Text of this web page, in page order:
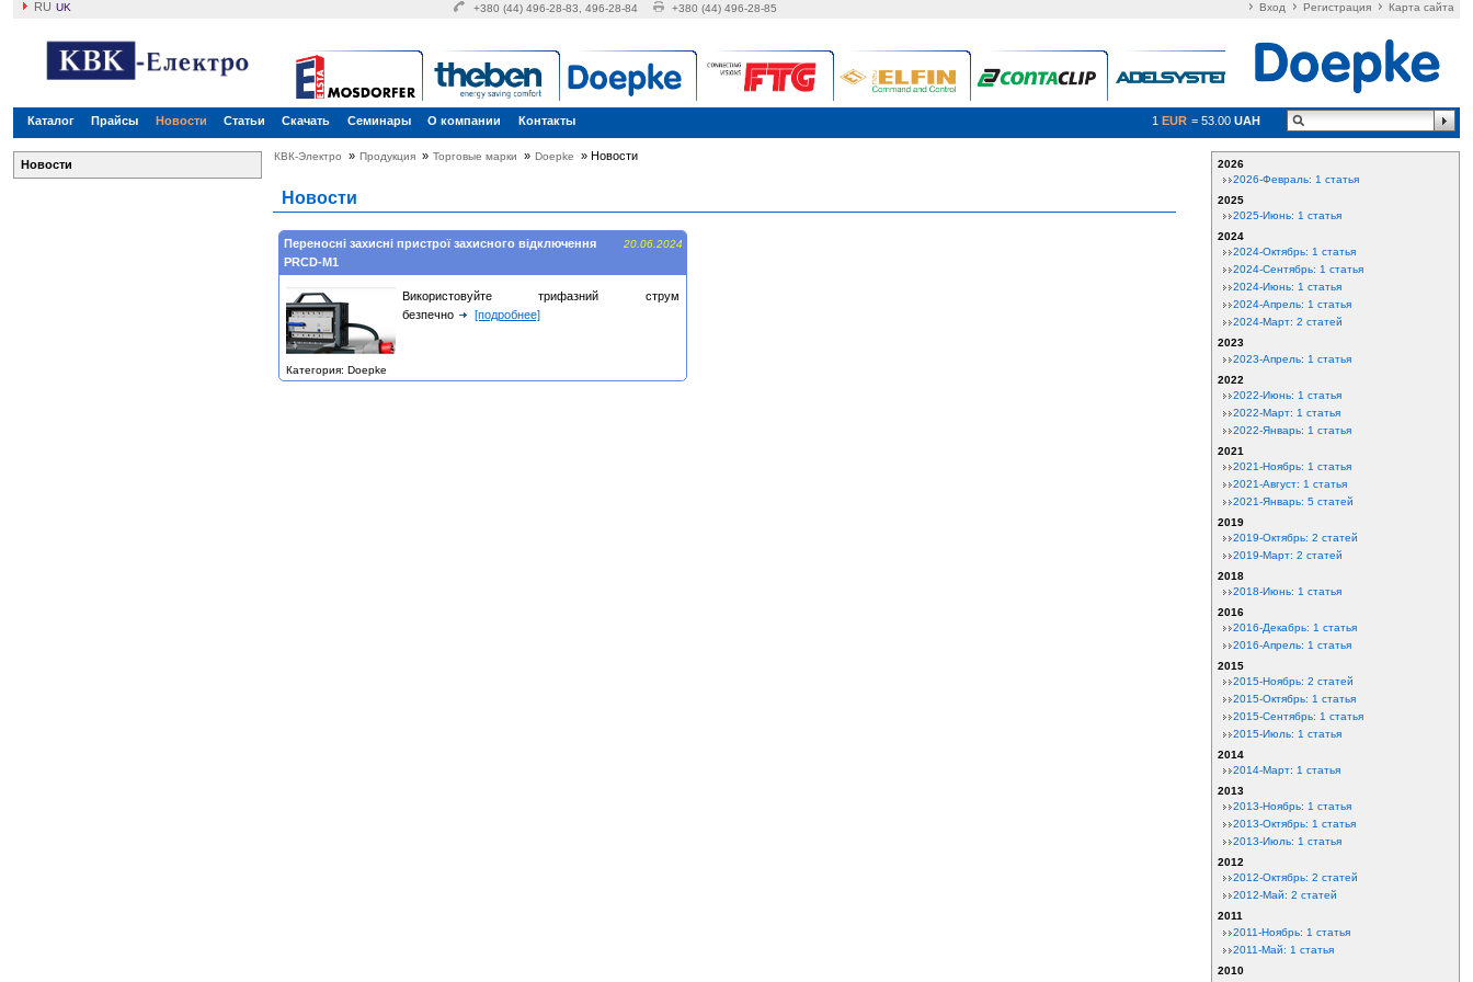
RU UK Вход Регистрация Карта сайта
+380 (44) 496-28-83, 496-28-84 +380 (44) 496-28-85
Каталог Прайсы Новости Статьи Скачать Семинары О компании Контакты 1 EUR = 53.00 UAH
Новости
2026
2026-Февраль: 1 статья
2025
2025-Июнь: 1 статья
2024
2024-Октябрь: 1 статья
2024-Сентябрь: 1 статья
2024-Июнь: 1 статья
2024-Апрель: 1 статья
2024-Март: 2 статей
2023
2023-Апрель: 1 статья
2022
2022-Июнь: 1 статья
2022-Март: 1 статья
2022-Январь: 1 статья
2021
2021-Ноябрь: 1 статья
2021-Август: 1 статья
2021-Январь: 5 статей
2019
2019-Октябрь: 2 статей
2019-Март: 2 статей
2018
2018-Июнь: 1 статья
2016
2016-Декабрь: 1 статья
2016-Апрель: 1 статья
2015
2015-Ноябрь: 2 статей
2015-Октябрь: 1 статья
2015-Сентябрь: 1 статья
2015-Июль: 1 статья
2014
2014-Март: 1 статья
2013
2013-Ноябрь: 1 статья
2013-Октябрь: 1 статья
2013-Июль: 1 статья
2012
2012-Октябрь: 2 статей
2012-Май: 2 статей
2011
2011-Ноябрь: 1 статья
2011-Май: 1 статья
2010
КВК-Электро » Продукция » Торговые марки » Doepke » Новости
Новости
20.06.2024
Переносні захисні пристрої захисного відключення
PRCD-M1
Використовуйте трифазний струм
безпечно
[подробнее]
Категория: Doepke